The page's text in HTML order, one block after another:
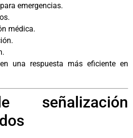
emergencias.
médica.
una respuesta más eficiente en
señalización